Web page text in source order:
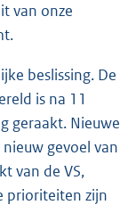
van onze
beslissing. De
is na 11
geraakt. Nieuwe
gevoel van
van de VS,
prioriteiten zijn